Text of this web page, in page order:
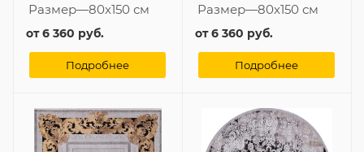
Размер—80x150 см
от6 360 руб.
Подробнее
Размер—80x150 см
от6 360 руб.
Подробнее